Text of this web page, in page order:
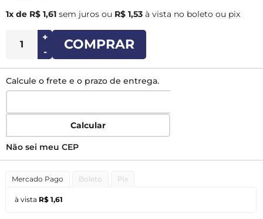
1x de R$ 1,61 sem juros ou R$ 1,53 à vista no boleto ou pix
+
-
COMPRAR
Calcule o frete e o prazo de entrega.
Calcular
Não sei meu CEP
Mercado Pago Boleto Pix
à vista R$ 1,61